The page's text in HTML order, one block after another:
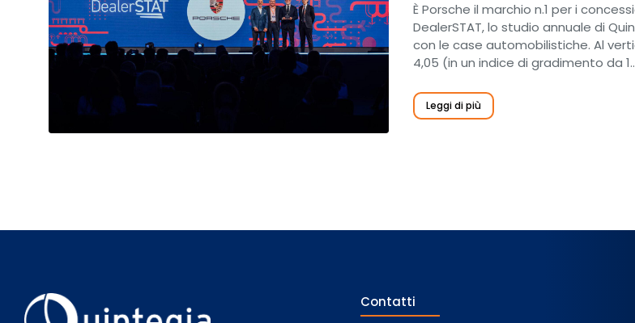
È Porsche il marchio n.1 per i
DealerSTAT, lo studio annuale di
con le case automobilistiche. Al
4,05 (in un indice di gradimento da
Leggi di più
Contatti